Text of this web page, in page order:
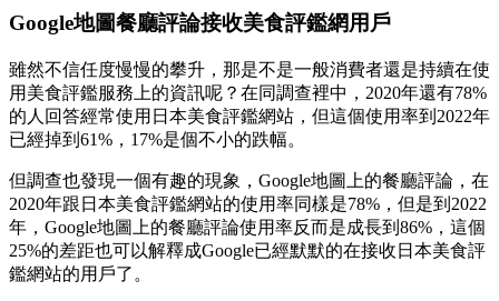
Google地圖餐廳評論接收美食評鑑網用戶
雖然不信任度慢慢的攀升，那是不是一般消費者還是持續在使
用美食評鑑服務上的資訊呢？在同調查裡中，2020年還有78%
的人回答經常使用日本美食評鑑網站，但這個使用率到2022年
已經掉到61%，17%是個不小的跌幅。
但調查也發現一個有趣的現象，Google地圖上的餐廳評論，在
2020年跟日本美食評鑑網站的使用率同樣是78%，但是到2022
年，Google地圖上的餐廳評論使用率反而是成長到86%，這個
25%的差距也可以解釋成Google已經默默的在接收日本美食評
鑑網站的用戶了。